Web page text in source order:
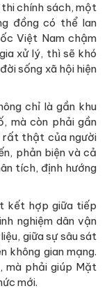
chính sách, một
đồng có thể lan
Việt Nam chậm
xử lý, thì sẽ khó
sống xã hội hiện
chỉ là gần khu
mà còn phải gần
rất thật của người
phản biện và cả
tích, định hướng
kết hợp giữa tiếp
nghiệm dân vận
giữa sự sâu sát
không gian mạng.
mà phải giúp Mặt
mới.